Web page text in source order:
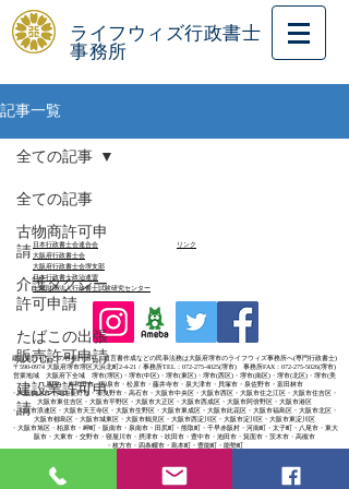
ライフウィズ行政書士
事務所
記事一覧
全ての記事
古物商許可申
請
介護タクシー
許可申請
たばこの出張
販売許可申請
建設業許可申
請
全ての記事
日本行政書士会連合会
大阪府行政書士会
大阪府行政書士会堺支部
日本行政書士政治連盟
一般財団法人行政書士試験研究センター
リンク
建設業許可などの各種許認可、遺言書作成などの民亊法務は大阪府堺市のライフウィズ事務所へ(専門行政書士)
〒590-0974 大阪府堺市堺区大浜北町2-4-21 / 事務所TEL：072-275-4025(堺市) 事務所FAX：072-275-5026(堺市)
営業地域 大阪府下全域 堺市(堺区)・堺市(中区)・堺市(東区)・堺市(西区)・堺市(南区)・堺市(北区)・堺市(美
原区)・岸和田市・和泉市・松原市・藤井寺市・泉大津市・貝塚市・泉佐野市・富田林市
・大阪狭山市・河内長野市・羽曳野市・高石市・大阪市中央区・大阪市西区・大阪市住之江区・大阪市住吉区・
大阪市東住吉区・大阪市平野区・大阪市大正区・大阪市西成区・大阪市阿倍野区・大阪市港区
・大阪市浪速区・大阪市天王寺区・大阪市生野区・大阪市東成区・大阪市此花区・大阪市福島区・大阪市北区・
大阪市都島区・大阪市城東区・大阪市鶴見区・大阪市西淀川区・大阪市淀川区・大阪市東淀川区
・大阪市旭区・柏原市・岬町・阪南市・泉南市・田尻町・熊取町・千早赤阪村・河南町・太子町・八尾市・東大
阪市・大東市・交野市・寝屋川市・摂津市・吹田市・豊中市・池田市・箕面市・茨木市・高槻市
・枚方市・四条畷市・島本町・豊能町・能勢町